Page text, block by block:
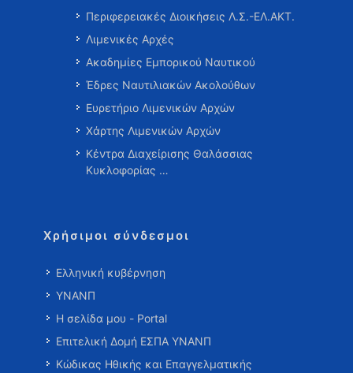
Περιφερειακές Διοικήσεις Λ.Σ.-ΕΛ.ΑΚΤ.
Λιμενικές Αρχές
Ακαδημίες Εμπορικού Ναυτικού
Έδρες Ναυτιλιακών Ακολούθων
Ευρετήριο Λιμενικών Αρχών
Χάρτης Λιμενικών Αρχών
Κέντρα Διαχείρισης Θαλάσσιας
Κυκλοφορίας …
Χρήσιμοι σύνδεσμοι
Ελληνική κυβέρνηση
ΥΝΑΝΠ
Η σελίδα μου - Portal
Επιτελική Δομή ΕΣΠΑ ΥΝΑΝΠ
Κώδικας Ηθικής και Επαγγελματικής